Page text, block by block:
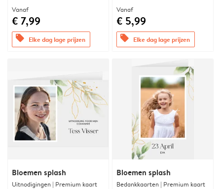
Vanaf
€ 7,99
offers Elke dag lage prijzen
Vanaf
€ 5,99
offers Elke dag lage prijzen
Bloemen splash
Uitnodigingen | Premium kaart
Bloemen splash
Bedankkaarten | Premium kaart